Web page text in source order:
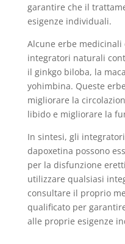
garantire che il
esigenze individuali.
Alcune erbe
integratori naturali
il ginkgo biloba, la
yohimbina. Queste
migliorare la
libido e migliorare la
In sintesi, gli
dapoxetina possono
per la disfunzione
utilizzare qualsiasi
consultare il proprio
qualificato per
alle proprie esigenze